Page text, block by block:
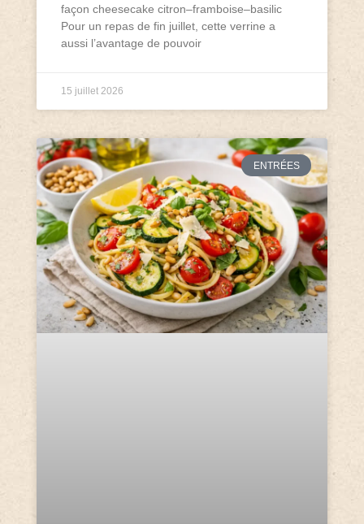
façon cheesecake citron–framboise–basilic
Pour un repas de fin juillet, cette verrine a
aussi l’avantage de pouvoir
15 juillet 2026
ENTRÉES